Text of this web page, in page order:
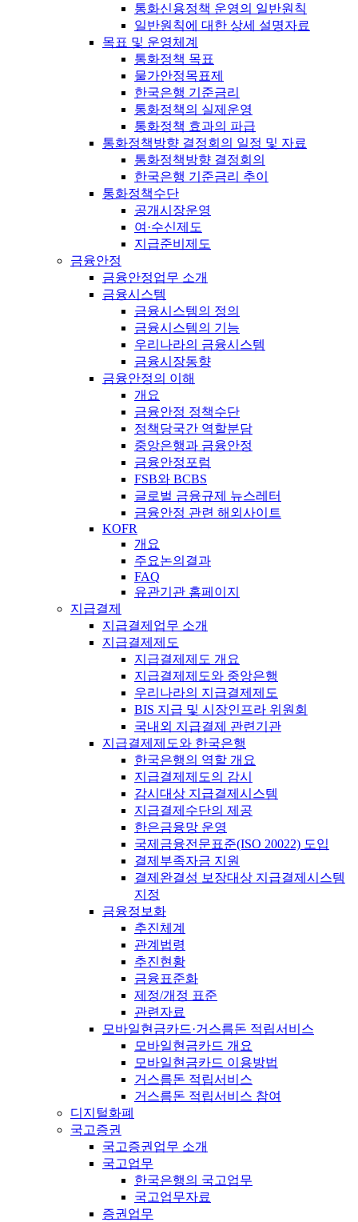
통화신용정책 운영의 일반원칙
일반원칙에 대한 상세 설명자료
목표 및 운영체계
통화정책 목표
물가안정목표제
한국은행 기준금리
통화정책의 실제운영
통화정책 효과의 파급
통화정책방향 결정회의 일정 및 자료
통화정책방향 결정회의
한국은행 기준금리 추이
통화정책수단
공개시장운영
여·수신제도
지급준비제도
금융안정
금융안정업무 소개
금융시스템
금융시스템의 정의
금융시스템의 기능
우리나라의 금융시스템
금융시장동향
금융안정의 이해
개요
금융안정 정책수단
정책당국간 역할분담
중앙은행과 금융안정
금융안정포럼
FSB와 BCBS
글로벌 금융규제 뉴스레터
금융안정 관련 해외사이트
KOFR
개요
주요논의결과
FAQ
유관기관 홈페이지
지급결제
지급결제업무 소개
지급결제제도
지급결제제도 개요
지급결제제도와 중앙은행
우리나라의 지급결제제도
BIS 지급 및 시장인프라 위원회
국내외 지급결제 관련기관
지급결제제도와 한국은행
한국은행의 역할 개요
지급결제제도의 감시
감시대상 지급결제시스템
지급결제수단의 제공
한은금융망 운영
국제금융전문표준(ISO 20022) 도입
결제부족자금 지원
결제완결성 보장대상 지급결제시스템
지정
금융정보화
추진체계
관계법령
추진현황
금융표준화
제정/개정 표준
관련자료
모바일현금카드·거스름돈 적립서비스
모바일현금카드 개요
모바일현금카드 이용방법
거스름돈 적립서비스
거스름돈 적립서비스 참여
디지털화폐
국고증권
국고증권업무 소개
국고업무
한국은행의 국고업무
국고업무자료
증권업무